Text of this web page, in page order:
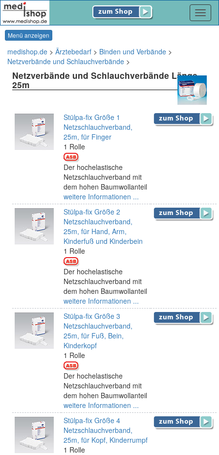
Menü anzeigen
medishop.de > Ärztebedarf > Binden und Verbände >
Netzverbände und Schlauchverbände >
Netzverbände und Schlauchverbände Länge
25m
Stülpa-fix Größe 1
Netzschlauchverband,
25m, für Finger
1 Rolle
Der hochelastische
Netzschlauchverband mit
dem hohen Baumwollanteil
weitere Informationen ...
Stülpa-fix Größe 2
Netzschlauchverband,
25m, für Hand, Arm,
Kinderfuß und Kinderbein
1 Rolle
Der hochelastische
Netzschlauchverband mit
dem hohen Baumwollanteil
weitere Informationen ...
Stülpa-fix Größe 3
Netzschlauchverband,
25m, für Fuß, Bein,
Kinderkopf
1 Rolle
Der hochelastische
Netzschlauchverband mit
dem hohen Baumwollanteil
weitere Informationen ...
Stülpa-fix Größe 4
Netzschlauchverband,
25m, für Kopf, Kinderrumpf
1 Rolle